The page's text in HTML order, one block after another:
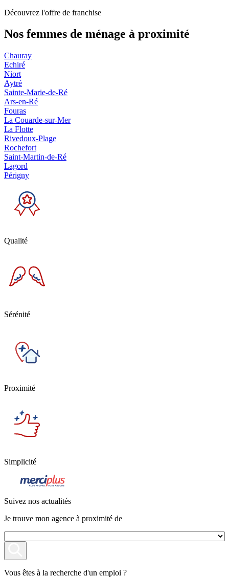
Découvrez l'offre de franchise
Nos femmes de ménage à proximité
Chauray
Echiré
Niort
Aytré
Sainte-Marie-de-Ré
Ars-en-Ré
Fouras
La Couarde-sur-Mer
La Flotte
Rivedoux-Plage
Rochefort
Saint-Martin-de-Ré
Lagord
Périgny
Qualité
Sérénité
Proximité
Simplicité
Suivez nos actualités
Je trouve mon agence à proximité de
Vous êtes à la recherche d'un emploi ?